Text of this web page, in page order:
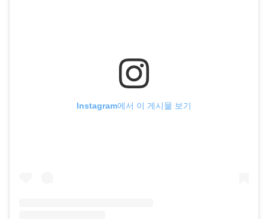
Instagram에서 이 게시물 보기